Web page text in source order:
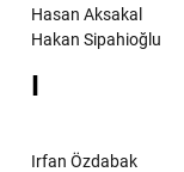
Hasan Aksakal
Hakan Sipahioğlu
I
Irfan Özdabak